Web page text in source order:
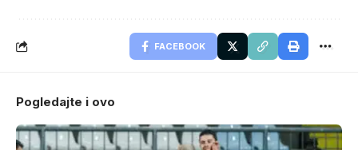
FACEBOOK
Pogledajte i ovo